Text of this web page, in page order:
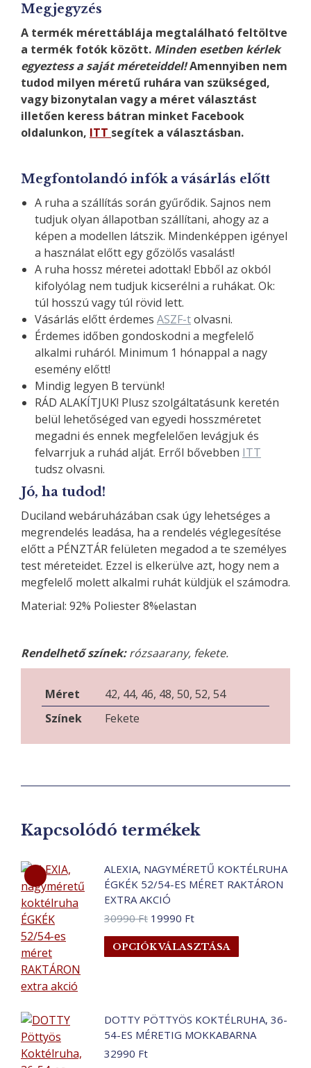
Megjegyzés
A termék mérettáblája megtalálható feltöltve
a termék fotók között. Minden esetben kérlek
egyeztess a saját méreteiddel!Amennyiben nem
tudod milyen méretű ruhára van szükséged,
vagy bizonytalan vagy a méret választást
illetően keress bátran minket Facebook
oldalunkon, ITT segítek a választásban.
Megfontolandó infók a vásárlás előtt
A ruha a szállítás során gyűrődik. Sajnos nem
tudjuk olyan állapotban szállítani, ahogy az a
képen a modellen látszik. Mindenképpen igényel
a használat előtt egy gőzölős vasalást!
A ruha hossz méretei adottak! Ebből az okból
kifolyólag nem tudjuk kicserélni a ruhákat. Ok:
túl hosszú vagy túl rövid lett.
Vásárlás előtt érdemes ASZF-tolvasni.
Érdemes időben gondoskodni a megfelelő
alkalmi ruháról. Minimum 1 hónappal a nagy
esemény előtt!
Mindig legyen B tervünk!
RÁD ALAKÍTJUK! Plusz szolgáltatásunk keretén
belül lehetőséged van egyedi hosszméretet
megadni és ennek megfelelően levágjuk és
felvarrjuk a ruhád alját. Erről bővebben ITT
tudsz olvasni.
Jó, ha tudod!
Duciland webáruházában csak úgy lehetséges a
megrendelés leadása, ha a rendelés véglegesítése
előtt a PÉNZTÁR felületen megadod a te személyes
test méreteidet. Ezzel is elkerülve azt, hogy nem a
megfelelő molett alkalmi ruhát küldjük el számodra.
Material: 92% Poliester 8%elastan
Rendelhető színek:rózsaarany, fekete.
Méret
42, 44, 46, 48, 50, 52, 54
Színek
Fekete
Kapcsolódó termékek
ALEXIA, NAGYMÉRETŰ KOKTÉLRUHA
ÉGKÉK 52/54-ES MÉRET RAKTÁRON
EXTRA AKCIÓ
30990Ft Original
was:
19990 FtCurrent
is:
OPCIÓK VÁLASZTÁSA
a
van.
A
DOTTY PÖTTYÖS KOKTÉLRUHA, 36-
54-ES MÉRETIG MOKKABARNA
32990 Ft